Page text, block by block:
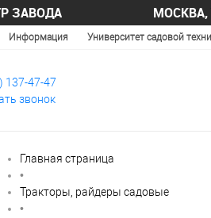
ЗАВОДА МОСКВА,
Информация Университет садовой
137-47-47
звонок
Главная страница
•
Тракторы, райдеры садовые
•